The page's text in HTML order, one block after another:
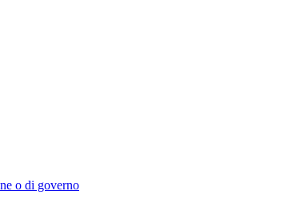
o di governo